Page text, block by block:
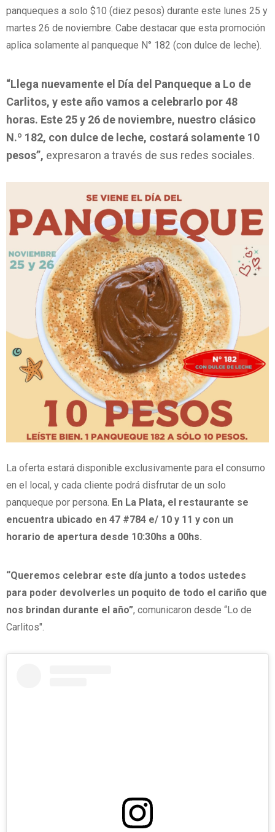
panqueques a solo $10 (diez pesos) durante este lunes 25 y
martes 26 de noviembre. Cabe destacar que esta promoción
aplica solamente al panqueque N° 182 (con dulce de leche).
“Llega nuevamente el Día del Panqueque a Lo de
Carlitos, y este año vamos a celebrarlo por 48
horas. Este 25 y 26 de noviembre, nuestro clásico
N.º 182, con dulce de leche, costará solamente 10
pesos”, expresaron a través de sus redes sociales.
La oferta estará disponible exclusivamente para el consumo
en el local, y cada cliente podrá disfrutar de un solo
panqueque por persona. En La Plata, el restaurante se
encuentra ubicado en 47 #784 e/ 10 y 11 y con un
horario de apertura desde 10:30hs a 00hs.
“Queremos celebrar este día junto a todos ustedes
para poder devolverles un poquito de todo el cariño que
nos brindan durante el año”, comunicaron desde “Lo de
Carlitos".